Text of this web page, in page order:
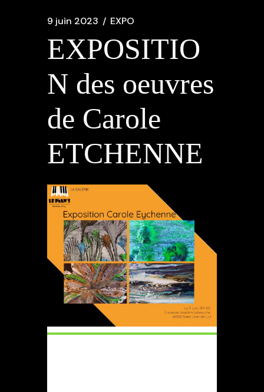
9 juin 2023 EXPO
EXPOSITIO
N des oeuvres
de Carole
ETCHENNE